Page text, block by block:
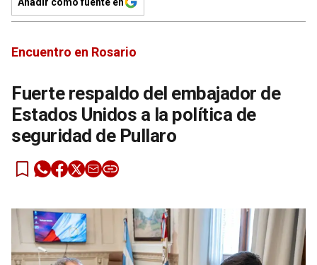
Encuentro en Rosario
Fuerte respaldo del embajador de
Estados Unidos a la política de
seguridad de Pullaro